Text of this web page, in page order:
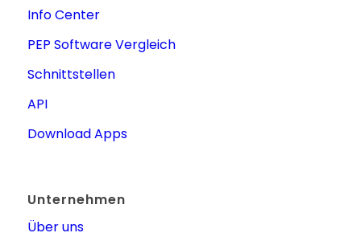
Info Center
PEP Software Vergleich
Schnittstellen
API
Download Apps
Unternehmen
Über uns